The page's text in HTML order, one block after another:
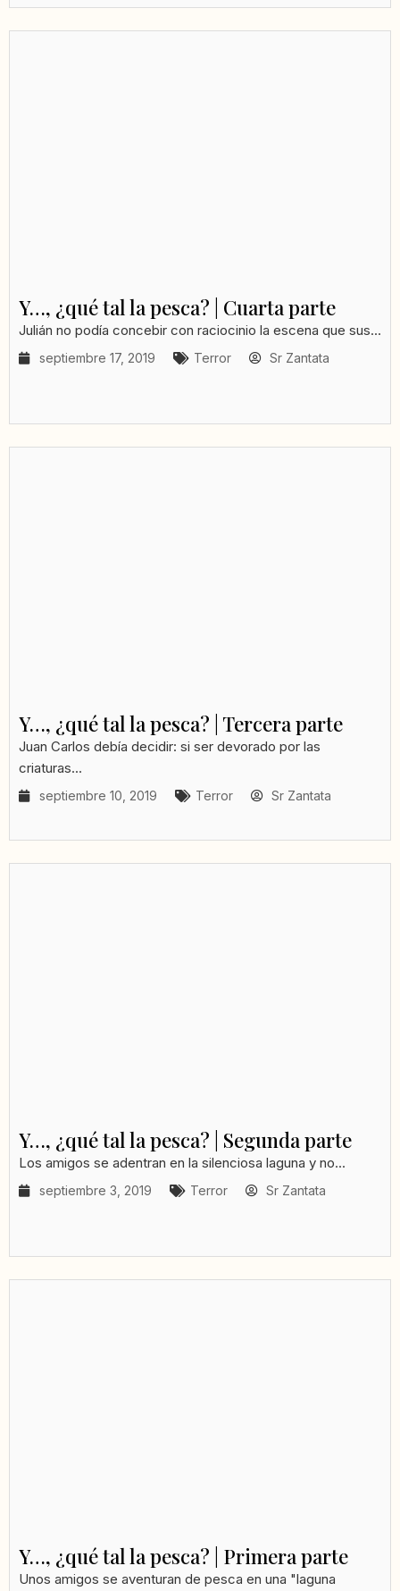
Y…, ¿qué tal la pesca? | Cuarta parte
Julián no podía concebir con raciocinio la escena que sus...
septiembre 17, 2019 Terror Sr Zantata
Y…, ¿qué tal la pesca? | Tercera parte
Juan Carlos debía decidir: si ser devorado por las
criaturas...
septiembre 10, 2019 Terror Sr Zantata
Y…, ¿qué tal la pesca? | Segunda parte
Los amigos se adentran en la silenciosa laguna y no...
septiembre 3, 2019 Terror Sr Zantata
Y…, ¿qué tal la pesca? | Primera parte
Unos amigos se aventuran de pesca en una "laguna